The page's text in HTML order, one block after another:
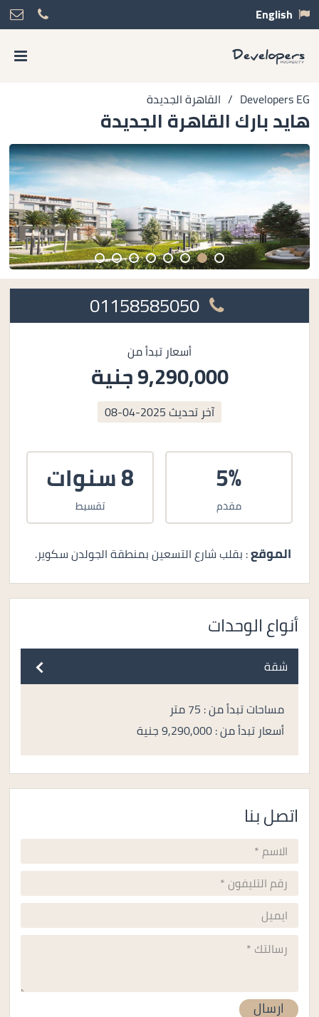
English
Developers EG
/ القاهرة الجديدة
هايد بارك القاهرة الجديدة
أسعار تبدأ من
9,290,000 جنية
آخر تحديث 2025-04-08
5%
مقدم
8 سنوات
تقسيط
الموقع: بقلب شارع التسعين بمنطقة الجولدن سكوير.
أنواع الوحدات
شقة
مساحات تبدأ من : 75 متر
أسعار تبدأ من : 9,290,000 جنية
اتصل بنا